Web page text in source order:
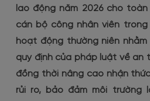
Di dời, thay đổi đường ống
Thay đồng hồ đo nước
Kiểm tra, kiểm định đồng hồ
Thông tin giá nước
Đóng góp ý kiến
lao động năm 2026 cho
cán bộ công nhân viên
hoạt động thường niên
quy định của pháp luật về an
đồng thời nâng cao nhận
rủi ro, bảo đảm môi trường